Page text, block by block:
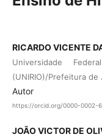
RICARDO VICENTE
Universidade
(UNIRIO)/Prefeitura de
Autor
https://orcid.org/0000-0002-
JOÃO VICTOR DE